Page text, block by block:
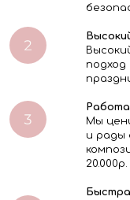
Мы
и рады
20.000р.